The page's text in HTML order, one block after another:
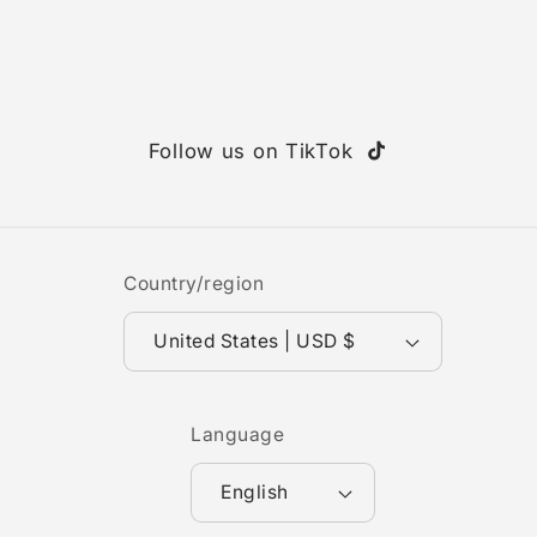
Follow us on TikTok
TikTok
Country/region
United States | USD $
Language
English